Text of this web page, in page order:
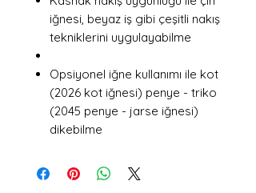
iğnesi, beyaz iş gibi çeşitli nakış
tekniklerini uygulayabilme
Opsiyonel iğne kullanımı ile kot
(2026 kot iğnesi) penye - triko
(2045 penye - jarse iğnesi)
dikebilme